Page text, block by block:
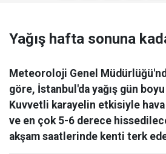
Yağış hafta sonuna
Meteoroloji Genel
göre, İstanbul'da yağış gün
Kuvvetli karayelin etkisiyle hava
ve en çok 5-6 derece
akşam saatlerinde kenti terk